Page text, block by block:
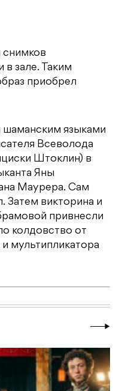
снимков
в зале. Таким
приобрел
шаманским языками
Всеволода
Штоклин) в
Яны
Маурера. Сам
Затем викторина и
привнесли
колдовство от
мультипликатора